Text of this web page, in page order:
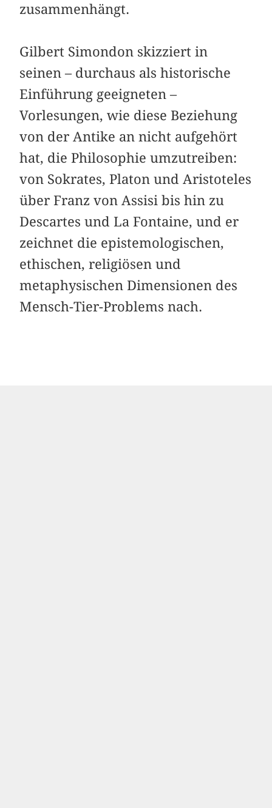
zusammenhängt.
Gilbert Simondon skizziert in
seinen – durchaus als historische
Einführung geeigneten –
Vorlesungen, wie diese Beziehung
von der Antike an nicht aufgehört
hat, die Philosophie umzutreiben:
von Sokrates, Platon und Aristoteles
über Franz von Assisi bis hin zu
Descartes und La Fontaine, und er
zeichnet die epistemologischen,
ethischen, religiösen und
metaphysischen Dimensionen des
Mensch-Tier-Problems nach.